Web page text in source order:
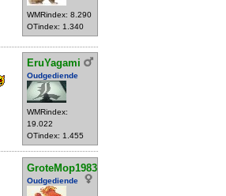
WMRindex: 8.290
OTindex: 1.340
EruYagami
Oudgediende
WMRindex:
19.022
OTindex: 1.455
GroteMop1983
Oudgediende